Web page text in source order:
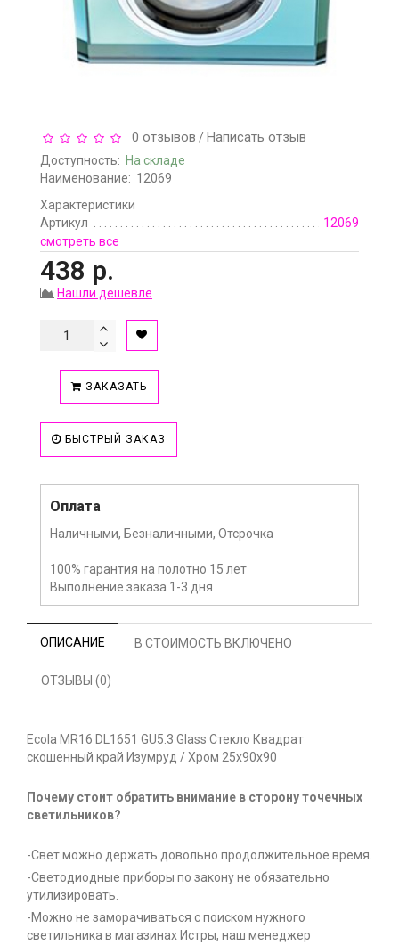
0 отзывов /Написать отзыв
Доступность: На складе
Наименование: 12069
Характеристики
Артикул
12069
смотреть все
438 р.
Нашли дешевле
ЗАКАЗАТЬ
БЫСТРЫЙ ЗАКАЗ
Оплата
Наличными, Безналичными, Отсрочка
100% гарантия на полотно 15 лет
Выполнение заказа 1-3 дня
ОПИСАНИЕ В СТОИМОСТЬ ВКЛЮЧЕНО
ОТЗЫВЫ (0)
Ecola MR16 DL1651 GU5.3 Glass Стекло Квадрат
скошенный край Изумруд / Хром 25x90x90
Почему стоит обратить внимание в сторону точечных
светильников?
-Свет можно держать довольно продолжительное время.
-Светодиодные приборы по закону не обязательно
утилизировать.
-Можно не заморачиваться с поиском нужного
светильника в магазинах Истры, наш менеджер